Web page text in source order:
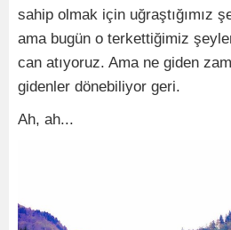
sahip olmak için uğraştığımız
ama bugün o terkettiğimiz
can atıyoruz. Ama ne giden
gidenler dönebiliyor geri.
Ah, ah...